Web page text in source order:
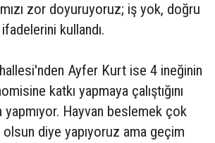
zor doyuruyoruz; iş yok, doğru
kullandı.
Ayfer Kurt ise 4 ineğinin
katkı yapmaya çalıştığını
Hayvan beslemek çok
diye yapıyoruz ama geçim